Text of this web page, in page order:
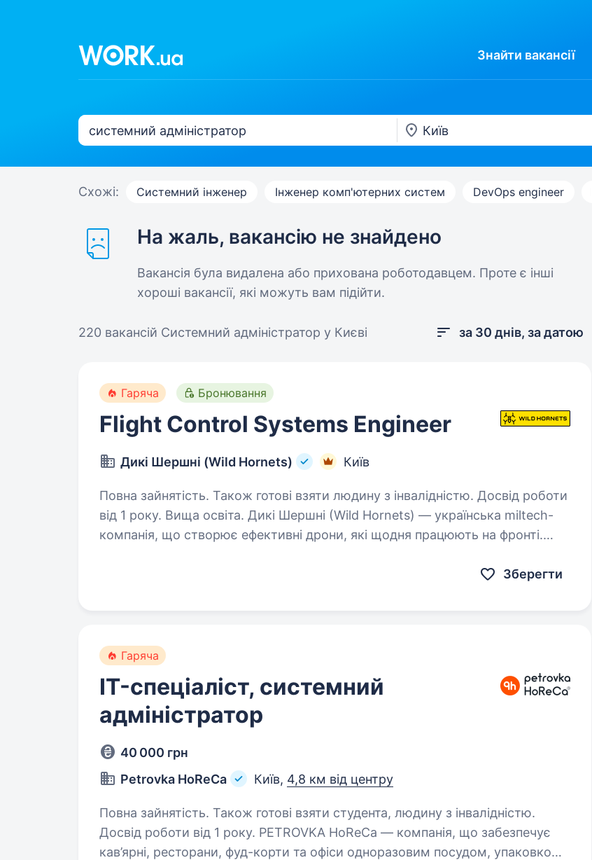
Знайти вакансії
Схожі: Системний інженер Інженер комп'ютерних систем DevOps engineer
На жаль, вакансію не знайдено
Вакансія була видалена або прихована роботодавцем. Проте є інші
хороші вакансії, які можуть вам підійти.
220 вакансій Системний адміністратор у Києві за 30 днів, за датою
Гаряча Бронювання
Flight Control Systems Engineer
Дикі Шершні (Wild Hornets) Київ
Повна зайнятість. Також готові взяти людину з інвалідністю. Досвід роботи
від 1 року. Вища освіта. Дикі Шершні (Wild Hornets) — українська miltech-
компанія, що створює ефективні дрони, які щодня працюють на фронті.
Зберегти
Гаряча
IT-спеціаліст, системний
адміністратор
40 000 грн
Petrovka HoReCa
Київ, 4,8 км від центру
Повна зайнятість. Також готові взяти студента, людину з інвалідністю.
Досвід роботи від 1 року. PETROVKA HoReCa — компанія, що забезпечує
кав’ярні, ресторани, фуд-корти та офіси одноразовим посудом, упаковкою